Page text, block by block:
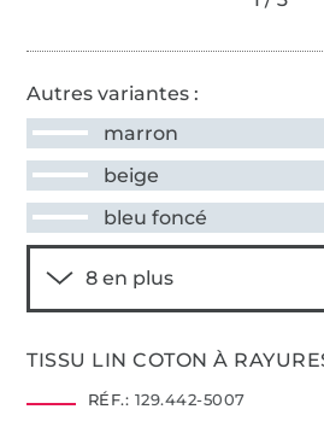
Autres variantes :
marron
beige
bleu foncé
TISSU LIN COTON À
RÉF.: 129.442-5007